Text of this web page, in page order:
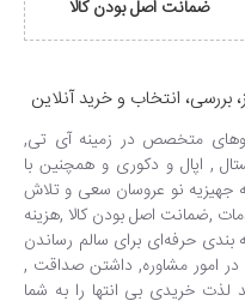
ضمانت اصل بودن کالا
بررسی، انتخاب و خرید آنلاین
متخصص در زمینه آی تی,
, اپال و دکوری و همچنین با
بهینه جهیزیه نو عروسان سعی و تلاش
,ضمانت اصل بودن کالا ,هزینه
بندی حرفه‌ای برای سالم رساندن
امور مشاوره, داشتن صداقت ,
لذت خریدی بی انتها را به شما